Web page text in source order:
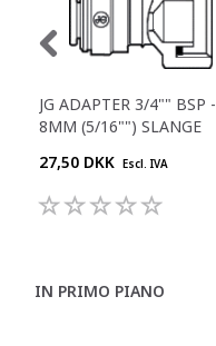
JG ADAPTER 3/4"" BSP -
8MM (5/16"") SLANGE
27,50 DKK Escl. IVA
IN PRIMO PIANO